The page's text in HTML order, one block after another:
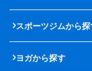
スポーツジムから探
ヨガから探す